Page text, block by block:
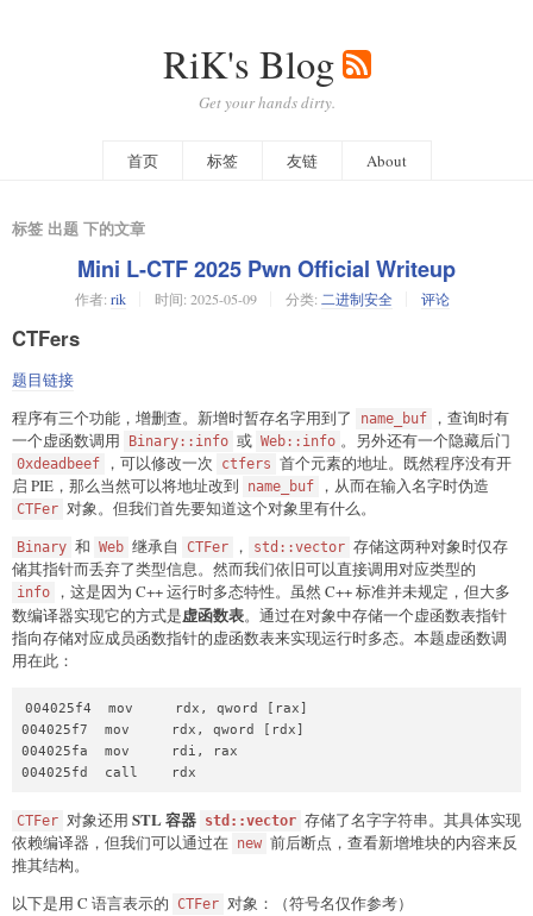
RiK's Blog
Get your hands dirty.
首页 标签 友链 About
标签 出题 下的文章
Mini L-CTF 2025 Pwn Official Writeup
作者: rik 时间: 2025-05-09 分类: 二进制安全 评论
CTFers
题目链接
程序有三个功能，增删查。新增时暂存名字用到了
name_buf
，查询时有
一个虚函数调用
Binary::info 或 Web::info 。另外还有一个隐藏后门
0xdeadbeef ，可以修改一次 ctfers 首个元素的地址。既然程序没有开
启 PIE，那么当然可以将地址改到
name_buf ，从而在输入名字时伪造
CTFer 对象。但我们首先要知道这个对象里有什么。
Binary 和 Web 继承自 CTFer ， std::vector 存储这两种对象时仅存
储其指针而丢弃了类型信息。然而我们依旧可以直接调用对应类型的
info
，这是因为 C++ 运行时多态特性。虽然 C++ 标准并未规定，但大多
数编译器实现它的方式是虚函数表。通过在对象中存储一个虚函数表指针
指向存储对应成员函数指针的虚函数表来实现运行时多态。本题虚函数调
用在此：
004025f4  mov     rdx, qword [rax]
004025f7  mov     rdx, qword [rdx]
004025fa  mov     rdi, rax
004025fd  call    rdx
CTFer 对象还用 STL 容器 std::vector 存储了名字字符串。其具体实现
依赖编译器，但我们可以通过在 new 前后断点，查看新增堆块的内容来反
推其结构。
以下是用 C 语言表示的 CTFer 对象：（符号名仅作参考）